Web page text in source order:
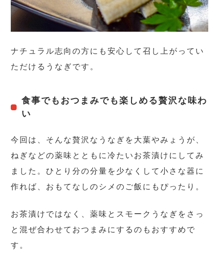
ナチュラル志向の方にも安心して召し上がってい
ただけるうなぎです。
食事でもおつまみでも楽しめる贅沢な味わ
い
今回は、そんな贅沢なうなぎを大葉やみょうが、
ねぎなどの薬味とともに冷たいお茶漬けにしてみ
ました。ひとり分の分量を少なくして小さな器に
作れば、おもてなしのシメのご飯にもぴったり。
お茶漬けではなく、薬味とスモークうなぎをさっ
と混ぜ合わせておつまみにするのもおすすめで
す。